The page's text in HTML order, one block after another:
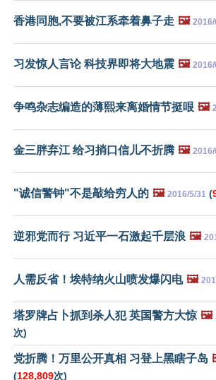
香港同胞,不要被江系牵着鼻子走 🖼️ 2016/
习发惊人言论 科技界即将大地震 🖼️ 2016/
争鸣杂志编造的薄熙来离婚情节挺哏 🖼️
金三胖弃江 给习捎口信儿不折腾 🖼️ 2016/
"诚信警钟"不是敲给穷人的 🖼️ 2016/5/31 (
逆邪党而行 习近平一石激起千层浪 🖼️
人需反省！埃特纳火山喷发爆闪电 🖼️
塔罗牌占卜抓到杀人犯 英国警方大惊 🖼️
次)
党折腾！万里公开真相 习登上黑瞎子岛
(128,809次)